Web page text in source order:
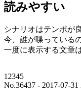
読みやすい
シナリオはテンポが
今、誰が喋っている
一度に表示する文章
12345
No.36437 - 2017-07-31